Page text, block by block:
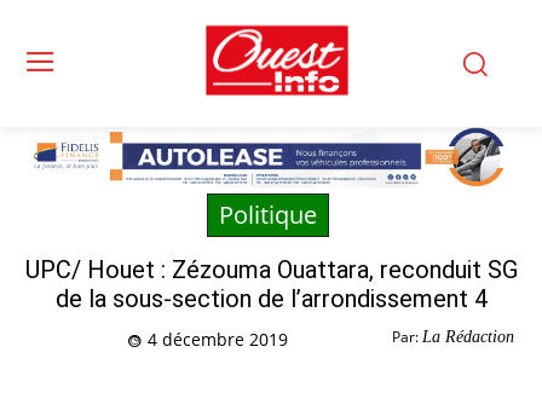
Politique
UPC/ Houet : Zézouma Ouattara, reconduit SG
de la sous-section de l’arrondissement 4
Par: La Rédaction
4 décembre 2019